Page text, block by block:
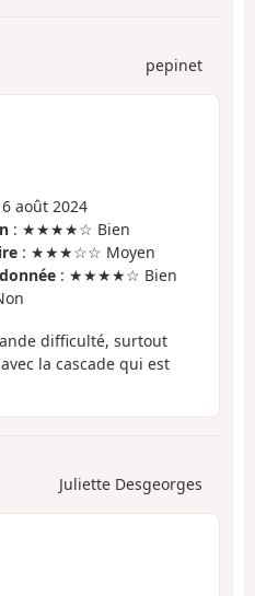
pepinet
août 2024
: ★★★★☆ Bien
: ★★★☆☆ Moyen
: ★★★★☆ Bien
difficulté, surtout
la cascade qui est
Juliette Desgeorges